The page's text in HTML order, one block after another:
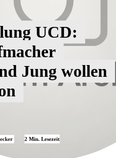
UCD:
Jung wollen
2 Min. Lesezeit